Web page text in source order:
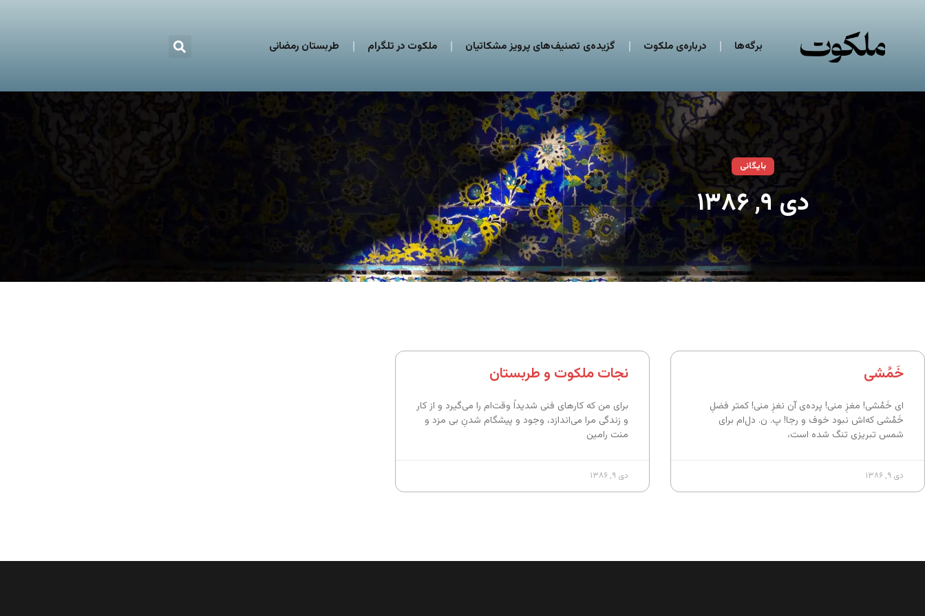
برگه‌ها درباره‌ی ملکوت گزیده‌ی تصنیف‌های پرویز مشکاتیان ملکوت در تلگرام طربستان رمضانی
بایگانی
دی ۹, ۱۳۸۶
خَمُشی
ای خَمُشی! مغزِ منی! پرده‌ی آن نغزِ منی! کمتر فضلِ
خَمُشی که‌اش نبود خوف و رجا! پ. ن. دل‌ام برای
شمس تبریزی تنگ شده‌ است،
دی ۹, ۱۳۸۶
نجات ملکوت و طربستان
برای من که کارهای فنی شدیداً وقت‌ام را می‌گیرد و از کار
و زندگی مرا می‌اندازد، وجود و پیشگام شدنِ بی مزد و
منت رامین
دی ۹, ۱۳۸۶